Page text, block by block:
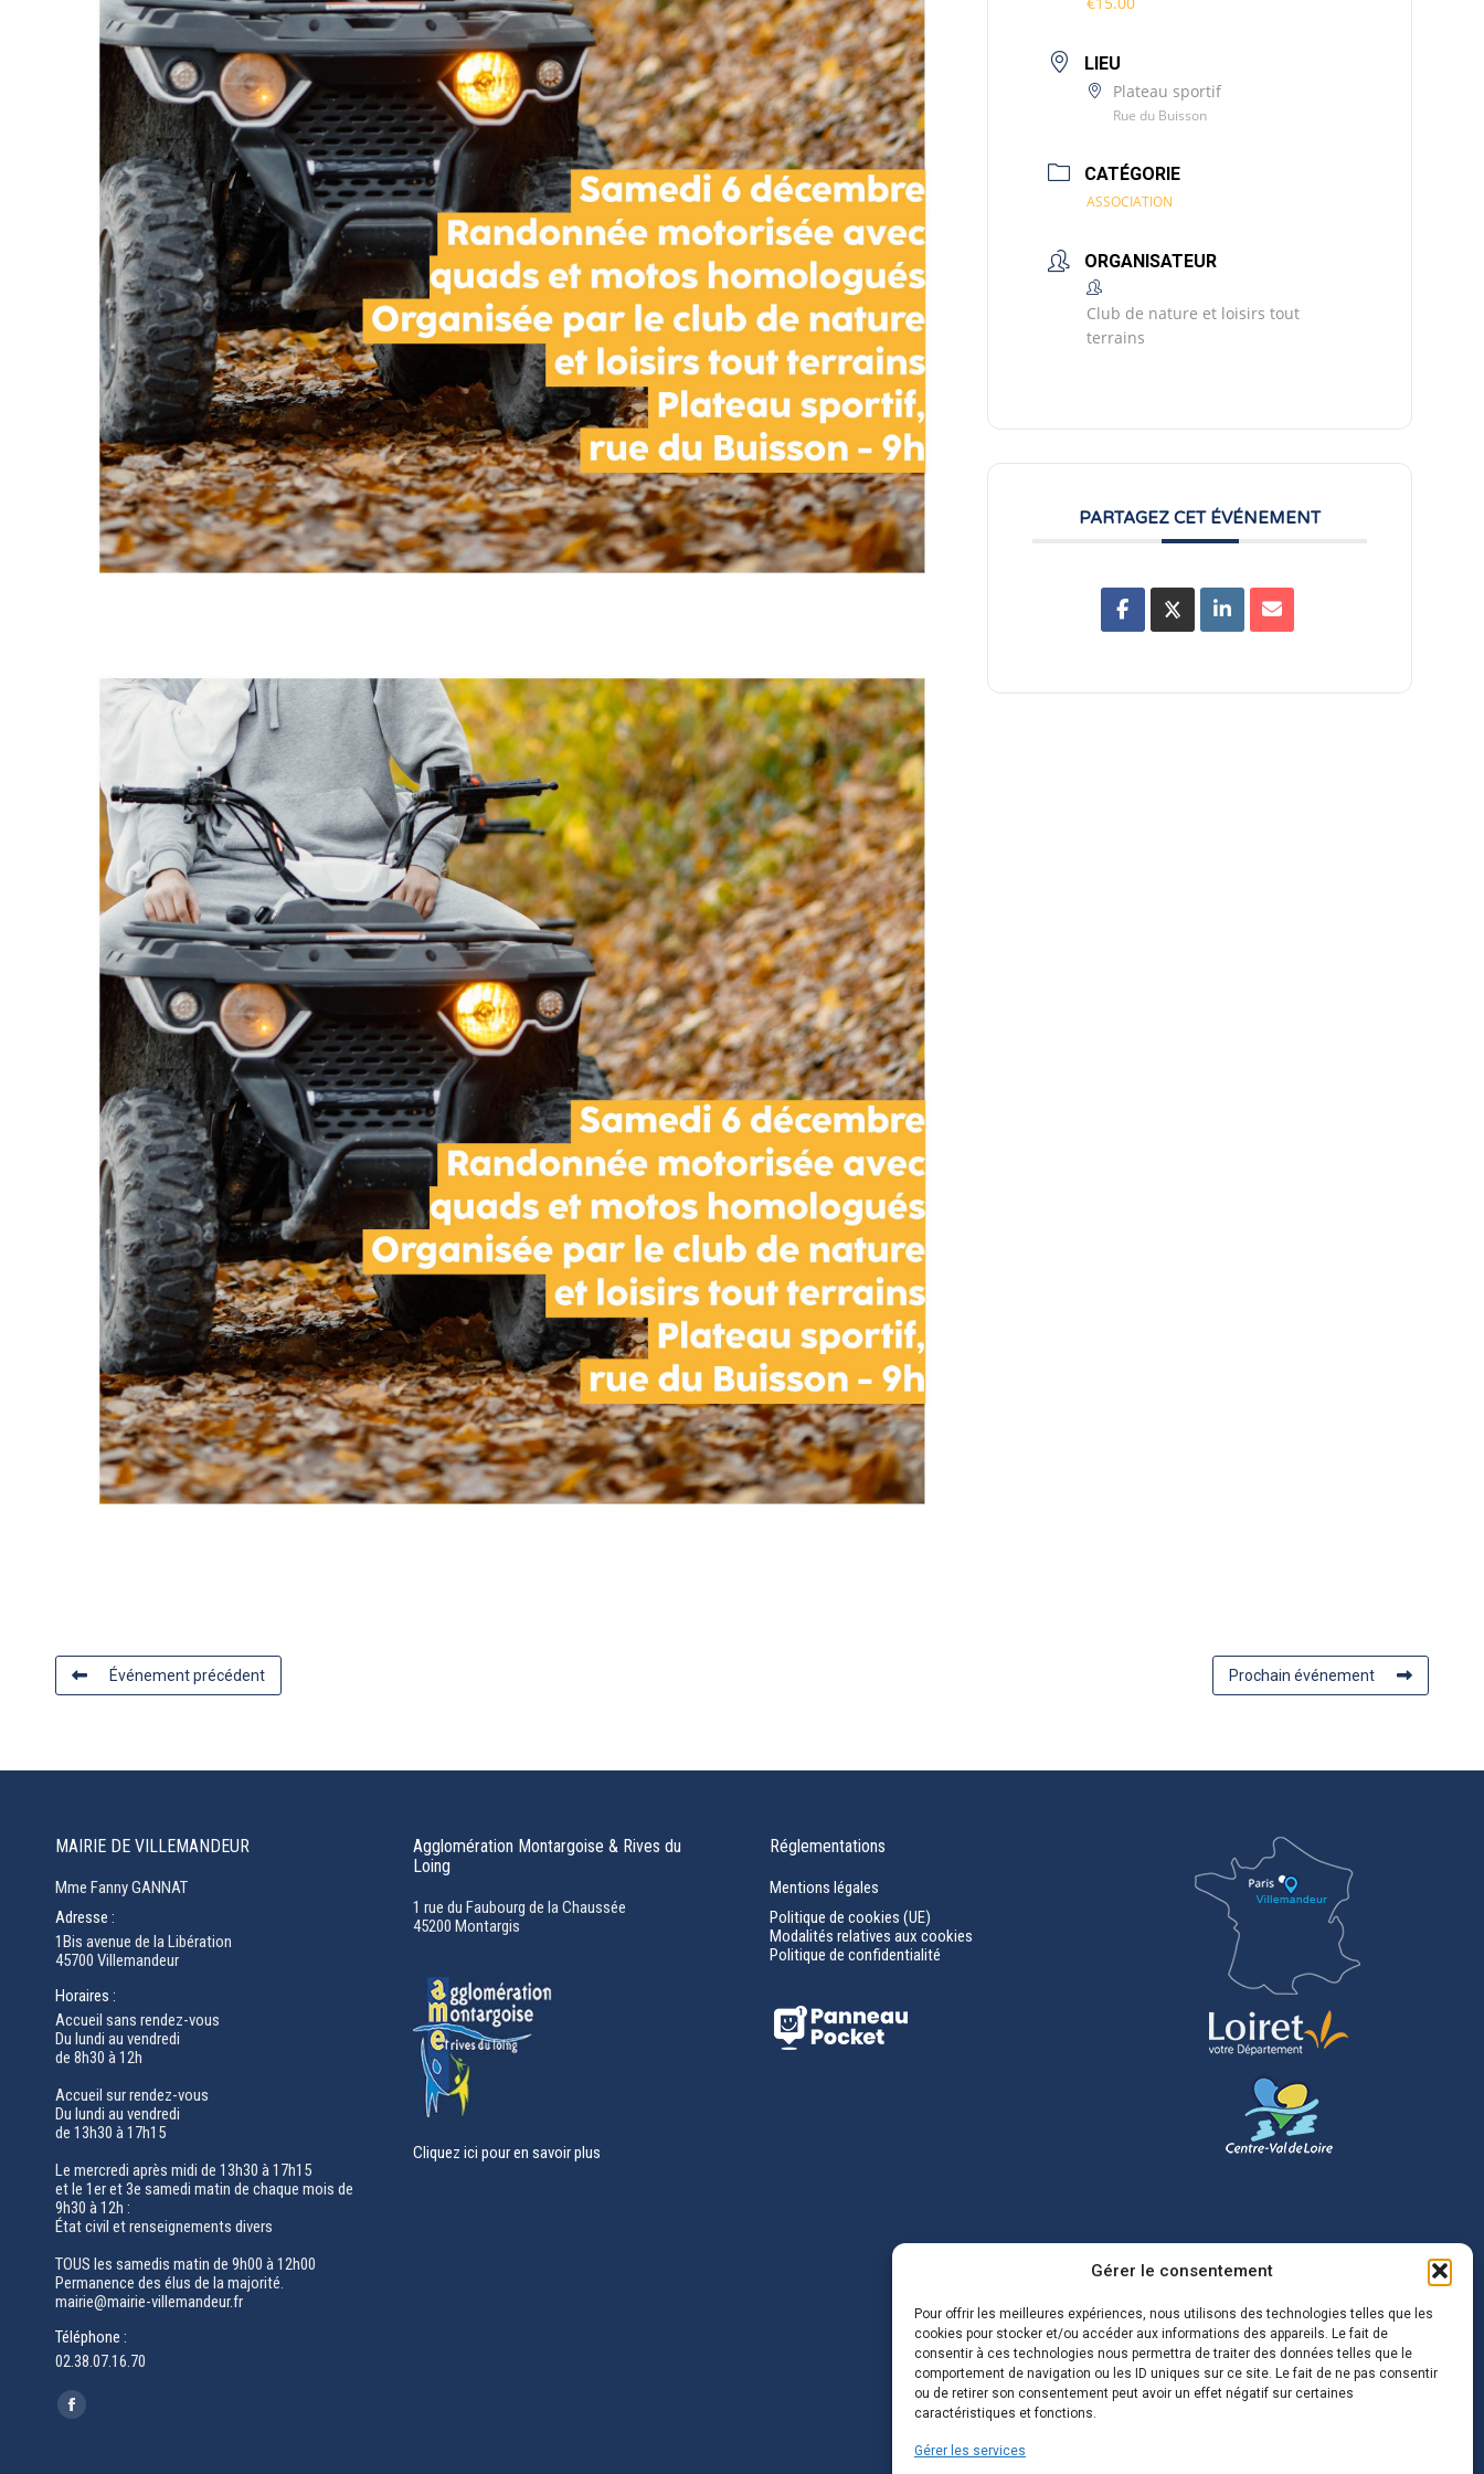
Gérer le consentement
Pour offrir les meilleures expériences, nous utilisons des technologies telles que les
cookies pour stocker et/ou accéder aux informations des appareils. Le fait de
consentir à ces technologies nous permettra de traiter des données telles que le
comportement de navigation ou les ID uniques sur ce site. Le fait de ne pas consentir
ou de retirer son consentement peut avoir un effet négatif sur certaines
caractéristiques et fonctions.
Gérer les services
LIEU
Plateau sportif
Rue du Buisson
CATÉGORIE
ASSOCIATION
ORGANISATEUR
Club de nature et loisirs tout
terrains
PARTAGEZ CET ÉVÉNEMENT
Événement précédent Prochain événement
MAIRIE DE VILLEMANDEUR
Mme Fanny GANNAT
Adresse :
1Bis avenue de la Libération
45700 Villemandeur
Horaires :
Accueil sans rendez-vous
Du lundi au vendredi
de 8h30 à 12h
Accueil sur rendez-vous
Du lundi au vendredi
de 13h30 à 17h15
Le mercredi après midi de 13h30 à 17h15
et le 1er et 3e samedi matin de chaque mois de
9h30 à 12h :
État civil et renseignements divers
TOUS les samedis matin de 9h00 à 12h00
Permanence des élus de la majorité.
mairie@mairie-villemandeur.fr
Téléphone :
02.38.07.16.70
Trouvez nous sur :
Facebook
Agglomération Montargoise & Rives du
Loing
1 rue du Faubourg de la Chaussée
45200 Montargis
Cliquez ici pour en savoir plus
Réglementations
Mentions légales
Politique de cookies (UE)
Modalités relatives aux cookies
Politique de confidentialité